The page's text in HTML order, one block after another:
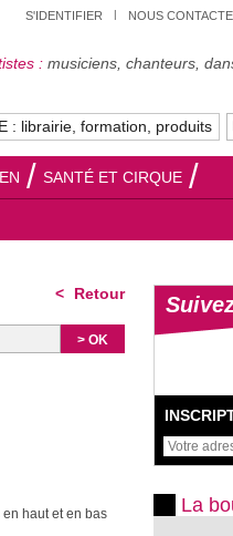
S'IDENTIFIER NOUS
: musiciens, chanteurs,
: librairie, formation, produits
SANTÉ ET CIRQUE
Retour
haut et en bas
La